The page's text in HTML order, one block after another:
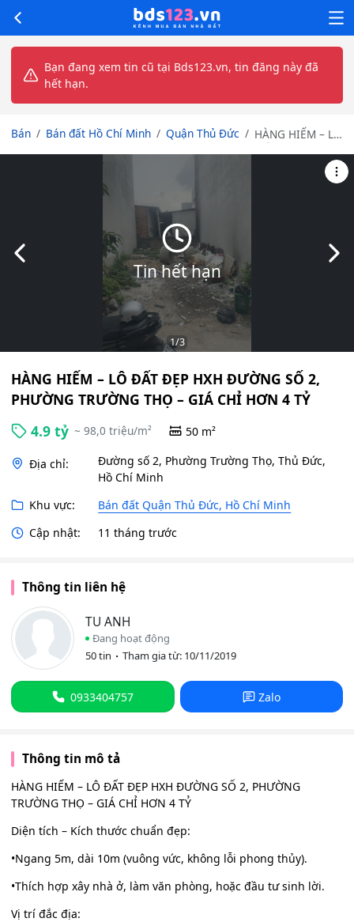
Bạn đang xem tin cũ tại Bds123.vn, tin đăng này đã
hết hạn.
Bán Bán đất Hồ Chí Minh Quận Thủ Đức
HÀNG HIẾM – LÔ
ĐƯỜNG SỐ 2,
Tin hết hạn
Slide trước
1/3
HÀNG HIẾM – LÔ ĐẤT ĐẸP HXH ĐƯỜNG SỐ 2,
PHƯỜNG TRƯỜNG THỌ – GIÁ CHỈ HƠN 4 TỶ
4.9 tỷ ~ 98,0 triệu/m² 50 m²
Địa chỉ:
Đường số 2, Phường Trường Thọ, Thủ Đức,
Hồ Chí Minh
Khu vực:
Bán đất Quận Thủ Đức, Hồ Chí Minh
Cập nhật:
11 tháng trước
Thông tin liên hệ
TU ANH
Đang hoạt động
50 tin
Tham gia từ: 10/11/2019
0933404757 Zalo
Thông tin mô tả
HÀNG HIẾM – LÔ ĐẤT ĐẸP HXH ĐƯỜNG SỐ 2, PHƯỜNG
TRƯỜNG THỌ – GIÁ CHỈ HƠN 4 TỶ
Diện tích – Kích thước chuẩn đẹp:
•Ngang 5m, dài 10m (vuông vức, không lỗi phong thủy).
•Thích hợp xây nhà ở, làm văn phòng, hoặc đầu tư sinh lời.
Vị trí đắc địa: